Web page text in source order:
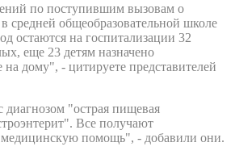
по поступившим вызовам о
средней общеобразовательной школе
остаются на госпитализации 32
еще 23 детям назначено
на дому", - цитируете представителей
диагнозом "острая пищевая
Все получают
помощь", - добавили они.